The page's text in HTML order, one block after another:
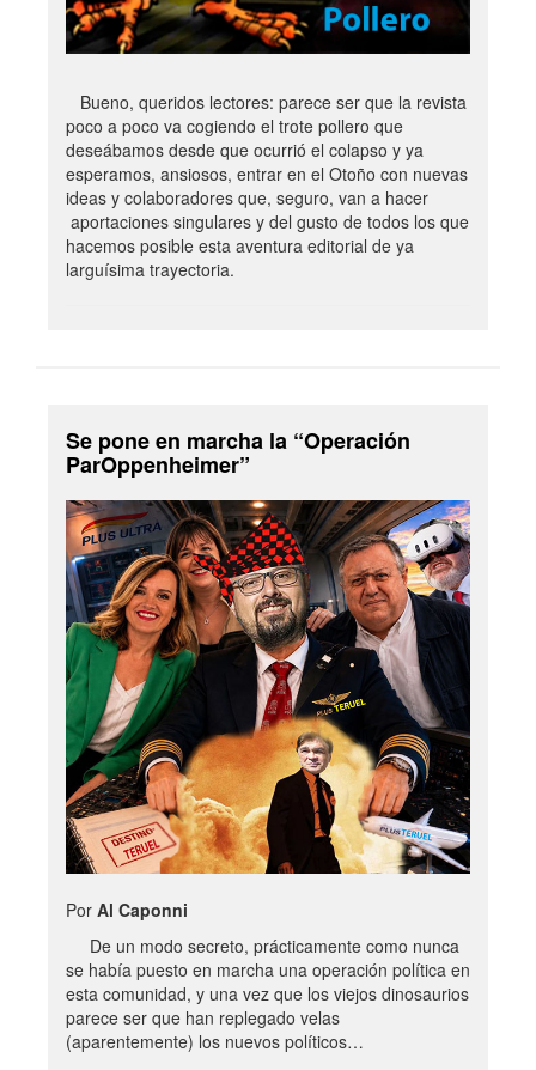
Bueno, queridos lectores: parece ser que la revista
poco a poco va cogiendo el trote pollero que
deseábamos desde que ocurrió el colapso y ya
esperamos, ansiosos, entrar en el Otoño con nuevas
ideas y colaboradores que, seguro, van a hacer
aportaciones singulares y del gusto de todos los que
hacemos posible esta aventura editorial de ya
larguísima trayectoria.
Se pone en marcha la “Operación
ParOppenheimer”
Por Al Caponni
De un modo secreto, prácticamente como nunca
se había puesto en marcha una operación política en
esta comunidad, y una vez que los viejos dinosaurios
parece ser que han replegado velas
(aparentemente) los nuevos políticos…